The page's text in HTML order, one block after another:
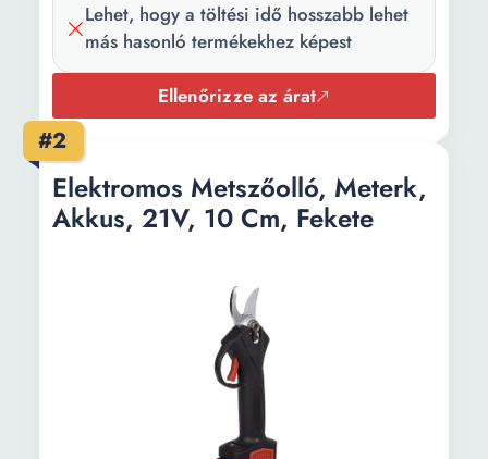
Lehet, hogy a töltési idő hosszabb lehet
más hasonló termékekhez képest
Ellenőrizze az árat
#2
Elektromos Metszőolló, Meterk,
Akkus, 21V, 10 Cm, Fekete